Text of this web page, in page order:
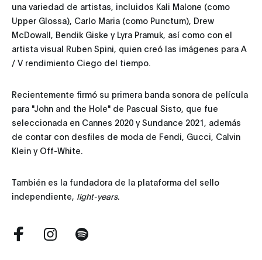
una variedad de artistas, incluidos Kali Malone (como
Upper Glossa), Carlo Maria (como Punctum), Drew
McDowall, Bendik Giske y Lyra Pramuk, así como con el
artista visual Ruben Spini, quien creó las imágenes para A
/ V rendimiento Ciego del tiempo.
Recientemente firmó su primera banda sonora de película
para "John and the Hole" de Pascual Sisto, que fue
seleccionada en Cannes 2020 y Sundance 2021, además
de contar con desfiles de moda de Fendi, Gucci, Calvin
Klein y Off-White.
También es la fundadora de la plataforma del sello
independiente, light-years.